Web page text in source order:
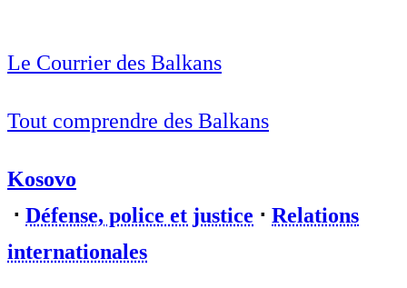
Le Courrier des Balkans
Tout comprendre des Balkans
Kosovo
⋅ Défense, police et justice ⋅ Relations
internationales